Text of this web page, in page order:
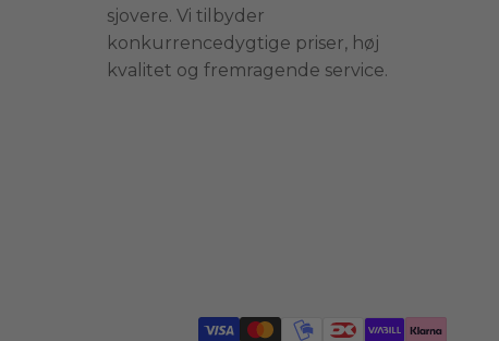
sjovere. Vi tilbyder
konkurrencedygtige priser, høj
kvalitet og fremragende service.